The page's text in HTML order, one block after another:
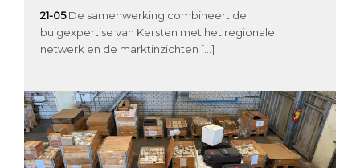
21-05 De samenwerking combineert de
buigexpertise van Kersten met het regionale
netwerk en de marktinzichten […]